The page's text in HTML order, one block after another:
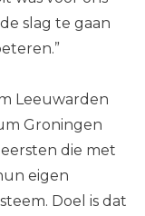
slag te gaan
Leeuwarden
Groningen
die met
eigen
Doel is dat